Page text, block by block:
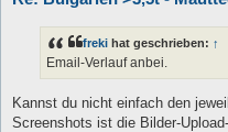
freki hat geschrieben: ↑
Email-Verlauf anbei.
Kannst du nicht einfach den
Screenshots ist die Bilder-